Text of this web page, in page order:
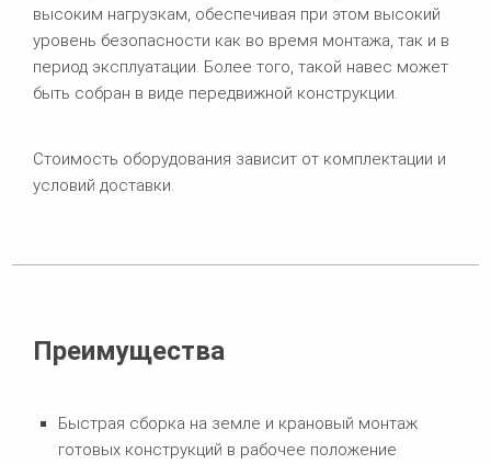
высоким нагрузкам, обеспечивая при этом высокий
уровень безопасности как во время монтажа, так и в
период эксплуатации. Более того, такой навес может
быть собран в виде передвижной конструкции.
Стоимость оборудования зависит от комплектации и
условий доставки.
Преимущества
Быстрая сборка на земле и крановый монтаж
готовых конструкций в рабочее положение